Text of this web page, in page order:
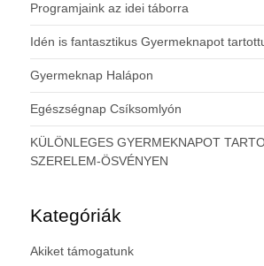
Programjaink az idei táborra
Idén is fantasztikus Gyermeknapot
Gyermeknap Halápon
Egészségnap Csíksomlyón
KÜLÖNLEGES GYERMEKNAPOT
SZERELEM-ÖSVÉNYEN
Kategóriák
Akiket támogatunk